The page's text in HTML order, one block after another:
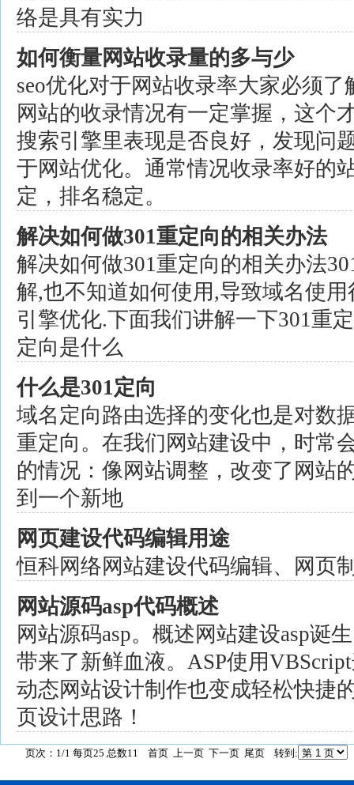
络是具有实力
如何衡量网站收录量的多与少
seo优化对于网站收录率大家必须
网站的收录情况有一定掌握，这个
搜索引擎里表现是否良好，发现问
于网站优化。通常情况收录率好的
定，排名稳定。
解决如何做301重定向的相关办法
解决如何做301重定向的相关办法
解,也不知道如何使用,导致域名使
引擎优化.下面我们讲解一下301重
定向是什么
什么是301定向
域名定向路由选择的变化也是对数
重定向。在我们网站建设中，时常
的情况：像网站调整，改变了网站
到一个新地
网页建设代码编辑用途
恒科网络网站建设代码编辑、网页
网站源码asp代码概述
网站源码asp。概述网站建设asp诞
带来了新鲜血液。ASP使用
动态网站设计制作也变成轻松快捷
页设计思路！
页次：1/1 每页25 总数11 首页 上一页 下一页 尾页 转到: